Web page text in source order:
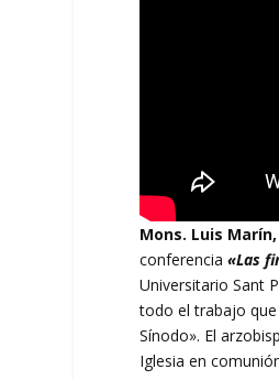
Mons. Luis
conferencia«Las
Universitario Sant
todo el trabajo que
Sínodo». El
Iglesia en